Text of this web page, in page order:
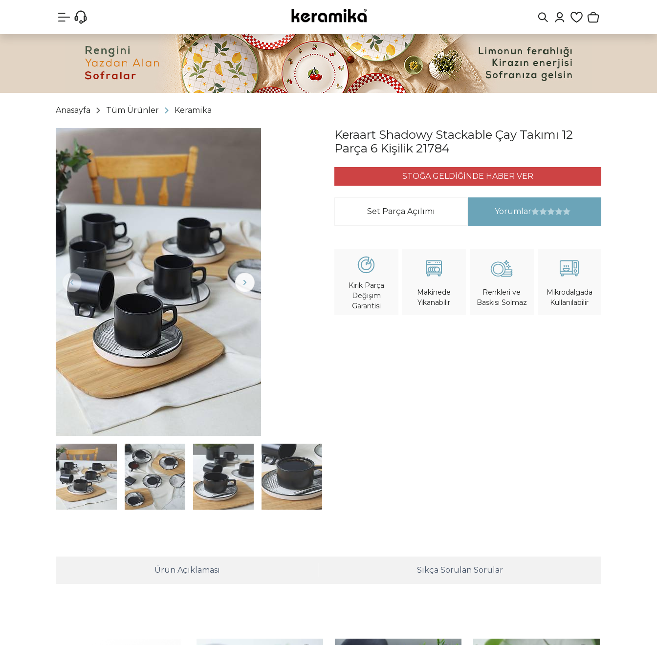
Anasayfa Tüm Ürünler Keramika
Keraart Shadowy Stackable Çay Takımı 12
Parça 6 Kişilik 21784
STOĞA GELDİĞİNDE HABER VER
Set Parça Açılımı Yorumlar
Kırık Parça
Değişim
Garantisi
Makinede
Yıkanabilir
Renkleri ve
Baskısı Solmaz
Mikrodalgada
Kullanılabilir
Ürün Açıklaması Sıkça Sorulan Sorular